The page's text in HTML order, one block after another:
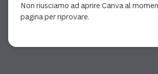
Non riusciamo ad aprire Canva al
pagina per riprovare.